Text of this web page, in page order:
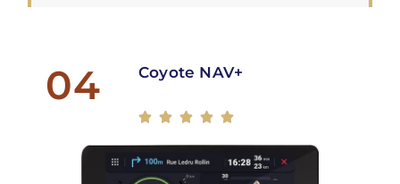
04 Coyote NAV+
    